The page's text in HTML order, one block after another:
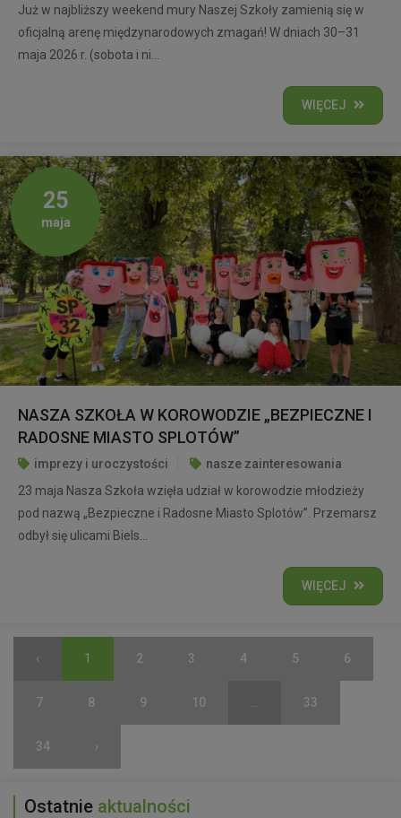
Już w najbliższy weekend mury Naszej Szkoły zamienią się w
oficjalną arenę międzynarodowych zmagań! W dniach 30–31
maja 2026 r. (sobota i ni...
WIĘCEJ
25
maja
NASZA SZKOŁA W KOROWODZIE „BEZPIECZNE I
RADOSNE MIASTO SPLOTÓW”
imprezy i uroczystości
nasze zainteresowania
23 maja Nasza Szkoła wzięła udział w korowodzie młodzieży
pod nazwą „Bezpieczne i Radosne Miasto Splotów”. Przemarsz
odbył się ulicami Biels...
WIĘCEJ
‹ 1 2 3 4 5 6
7 8 9 10 33
34 ›
Ostatnie aktualności